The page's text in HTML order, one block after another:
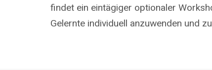
findet ein eintägiger optionaler
Gelernte individuell anzuwenden und